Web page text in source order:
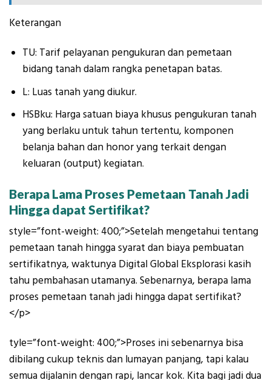
Keterangan
TU: Tarif pelayanan pengukuran dan pemetaan
bidang tanah dalam rangka penetapan batas.
L: Luas tanah yang diukur.
HSBku: Harga satuan biaya khusus pengukuran tanah
yang berlaku untuk tahun tertentu, komponen
belanja bahan dan honor yang terkait dengan
keluaran (output) kegiatan.
Berapa Lama Proses Pemetaan Tanah Jadi
Hingga dapat Sertifikat?
style=”font-weight: 400;”>Setelah mengetahui tentang
pemetaan tanah hingga syarat dan biaya pembuatan
sertifikatnya, waktunya Digital Global Eksplorasi kasih
tahu pembahasan utamanya. Sebenarnya, berapa lama
proses pemetaan tanah jadi hingga dapat sertifikat?
</p>
tyle=”font-weight: 400;”>Proses ini sebenarnya bisa
dibilang cukup teknis dan lumayan panjang, tapi kalau
semua dijalanin dengan rapi, lancar kok. Kita bagi jadi dua